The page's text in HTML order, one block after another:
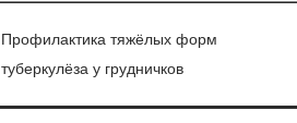
Профилактика тяжёлых форм
туберкулёза у грудничков